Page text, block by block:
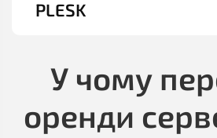
PLESK
У чому
оренди